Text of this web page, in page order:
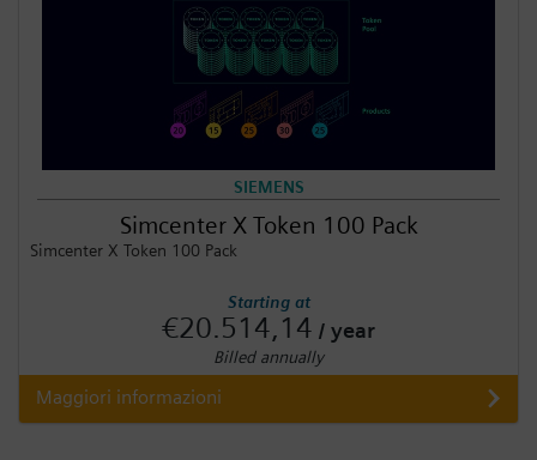
SIEMENS
Simcenter X Token 100 Pack
Simcenter X Token 100 Pack
Starting at
€20.514,14 / year
Billed annually
Maggiori informazioni